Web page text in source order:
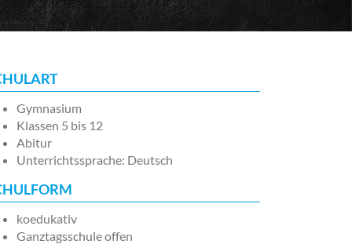
Gymnasium
Klassen 5 bis 12
Abitur
Unterrichtssprache: Deutsch
koedukativ
Ganztagsschule offen